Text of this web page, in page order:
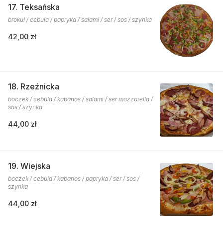
17. Teksańska
brokuł / cebula / papryka / salami / ser / sos / szynka
42,00 zł
18. Rzeźnicka
boczek / cebula / kabanos / salami / ser mozzarella /
sos / szynka
44,00 zł
19. Wiejska
boczek / cebula / kabanos / papryka / ser / sos /
szynka
44,00 zł